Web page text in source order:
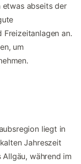
etwas abseits der
Freizeitanlagen an.
um
liegt in
Jahreszeit
während im